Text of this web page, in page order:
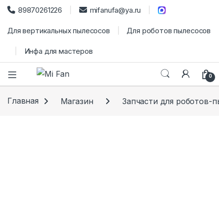
89870261226 mifanufa@ya.ru
Для вертикальных пылесосов Для роботов пылесосов
Инфа для мастеров
0
Главная Магазин Запчасти для роботов-